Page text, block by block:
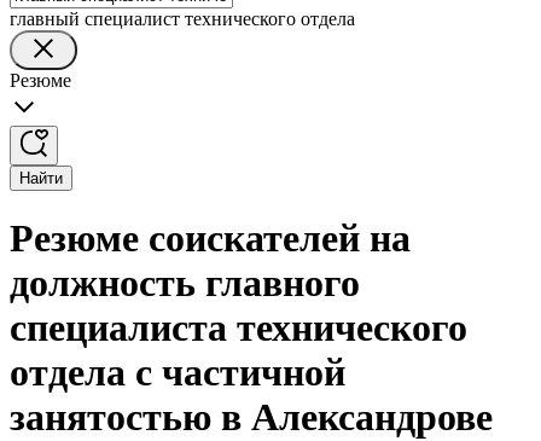
главный специалист технического отдела
Резюме
Найти
Резюме соискателей на
должность главного
специалиста технического
отдела с частичной
занятостью в Александрове